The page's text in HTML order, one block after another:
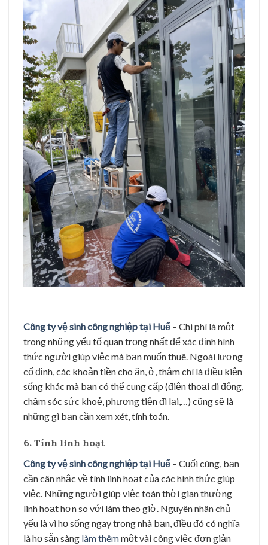
Công ty vệ sinh công nghiệp tại Huế – Chi phí là một
trong những yếu tố quan trọng nhất để xác định hình
thức người giúp việc mà bạn muốn thuê. Ngoài lương
cố định, các khoản tiền cho ăn, ở, thậm chí là điều kiện
sống khác mà bạn có thể cung cấp (điện thoại di động,
chăm sóc sức khoẻ, phương tiện đi lại,…) cũng sẽ là
những gì bạn cần xem xét, tính toán.
6. Tính linh hoạt
Công ty vệ sinh công nghiệp tại Huế – Cuối cùng, bạn
cần cân nhắc về tính linh hoạt của các hình thức giúp
việc. Những người giúp việc toàn thời gian thường
linh hoạt hơn so với làm theo giờ. Nguyên nhân chủ
yếu là vì họ sống ngay trong nhà bạn, điều đó có nghĩa
là họ sẵn sàng làm thêmmột vài công việc đơn giản